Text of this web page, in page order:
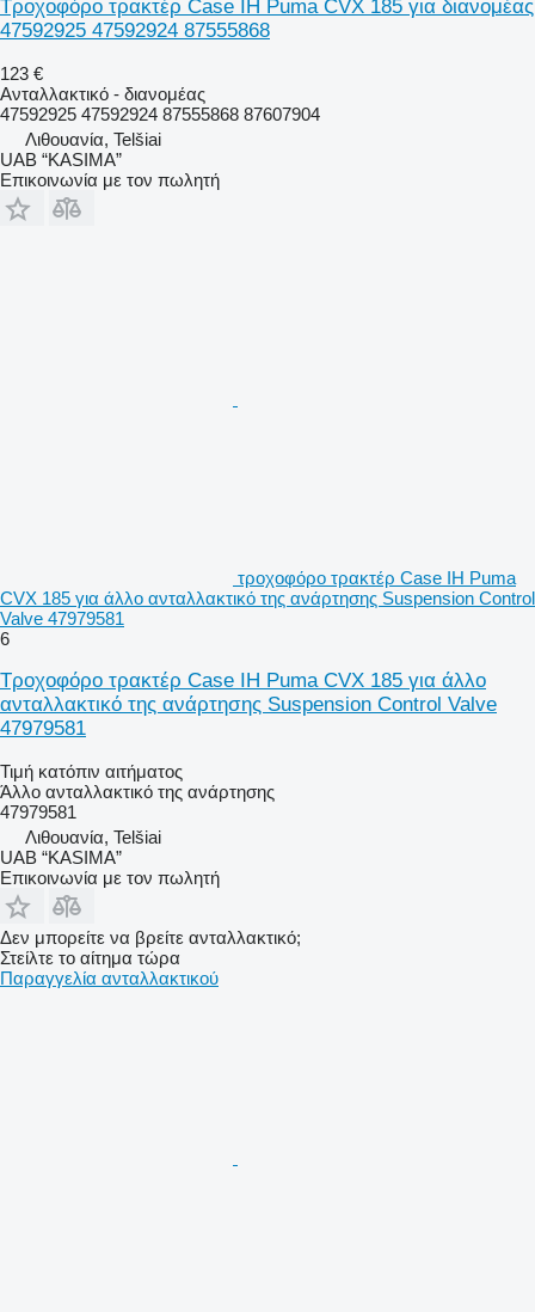
Τροχοφόρο τρακτέρ Case IH Puma CVX 185 για διανομέας
47592925 47592924 87555868
123 €
Ανταλλακτικό - διανομέας
47592925 47592924 87555868 87607904
Λιθουανία, Telšiai
UAB “KASIMA”
Επικοινωνία με τον πωλητή
τροχοφόρο τρακτέρ Case IH Puma
CVX 185 για άλλο ανταλλακτικό της ανάρτησης Suspension Control
Valve 47979581
6
Τροχοφόρο τρακτέρ Case IH Puma CVX 185 για άλλο
ανταλλακτικό της ανάρτησης Suspension Control Valve
47979581
Τιμή κατόπιν αιτήματος
Άλλο ανταλλακτικό της ανάρτησης
47979581
Λιθουανία, Telšiai
UAB “KASIMA”
Επικοινωνία με τον πωλητή
Δεν μπορείτε να βρείτε ανταλλακτικό;
Στείλτε το αίτημα τώρα
Παραγγελία ανταλλακτικού